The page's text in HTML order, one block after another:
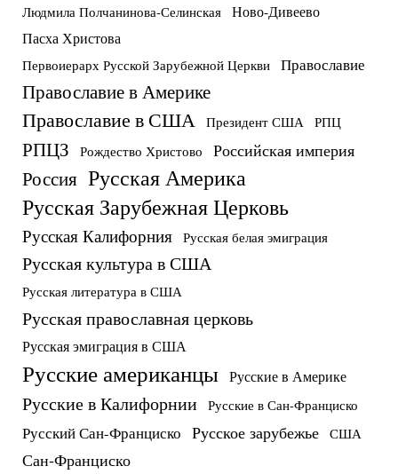
Людмила Полчанинова-Селинская Ново-Дивеево
Пасха Христова
Первоиерарх Русской Зарубежной Церкви Православие
Православие в Америке
Православие в США Президент США РПЦ
РПЦЗ Рождество Христово Российская империя
Россия Русская Америка
Русская Зарубежная Церковь
Русская Калифорния Русская белая эмиграция
Русская культура в США
Русская литература в США
Русская православная церковь
Русская эмиграция в США
Русские американцы Русские в Америке
Русские в Калифорнии Русские в Сан-Франциско
Русский Сан-Франциско Русское зарубежье США
Сан-Франциско